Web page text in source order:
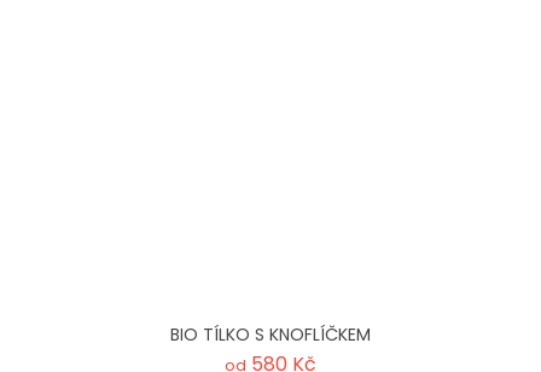
BIO TÍLKO S KNOFLÍČKEM
od 580 Kč